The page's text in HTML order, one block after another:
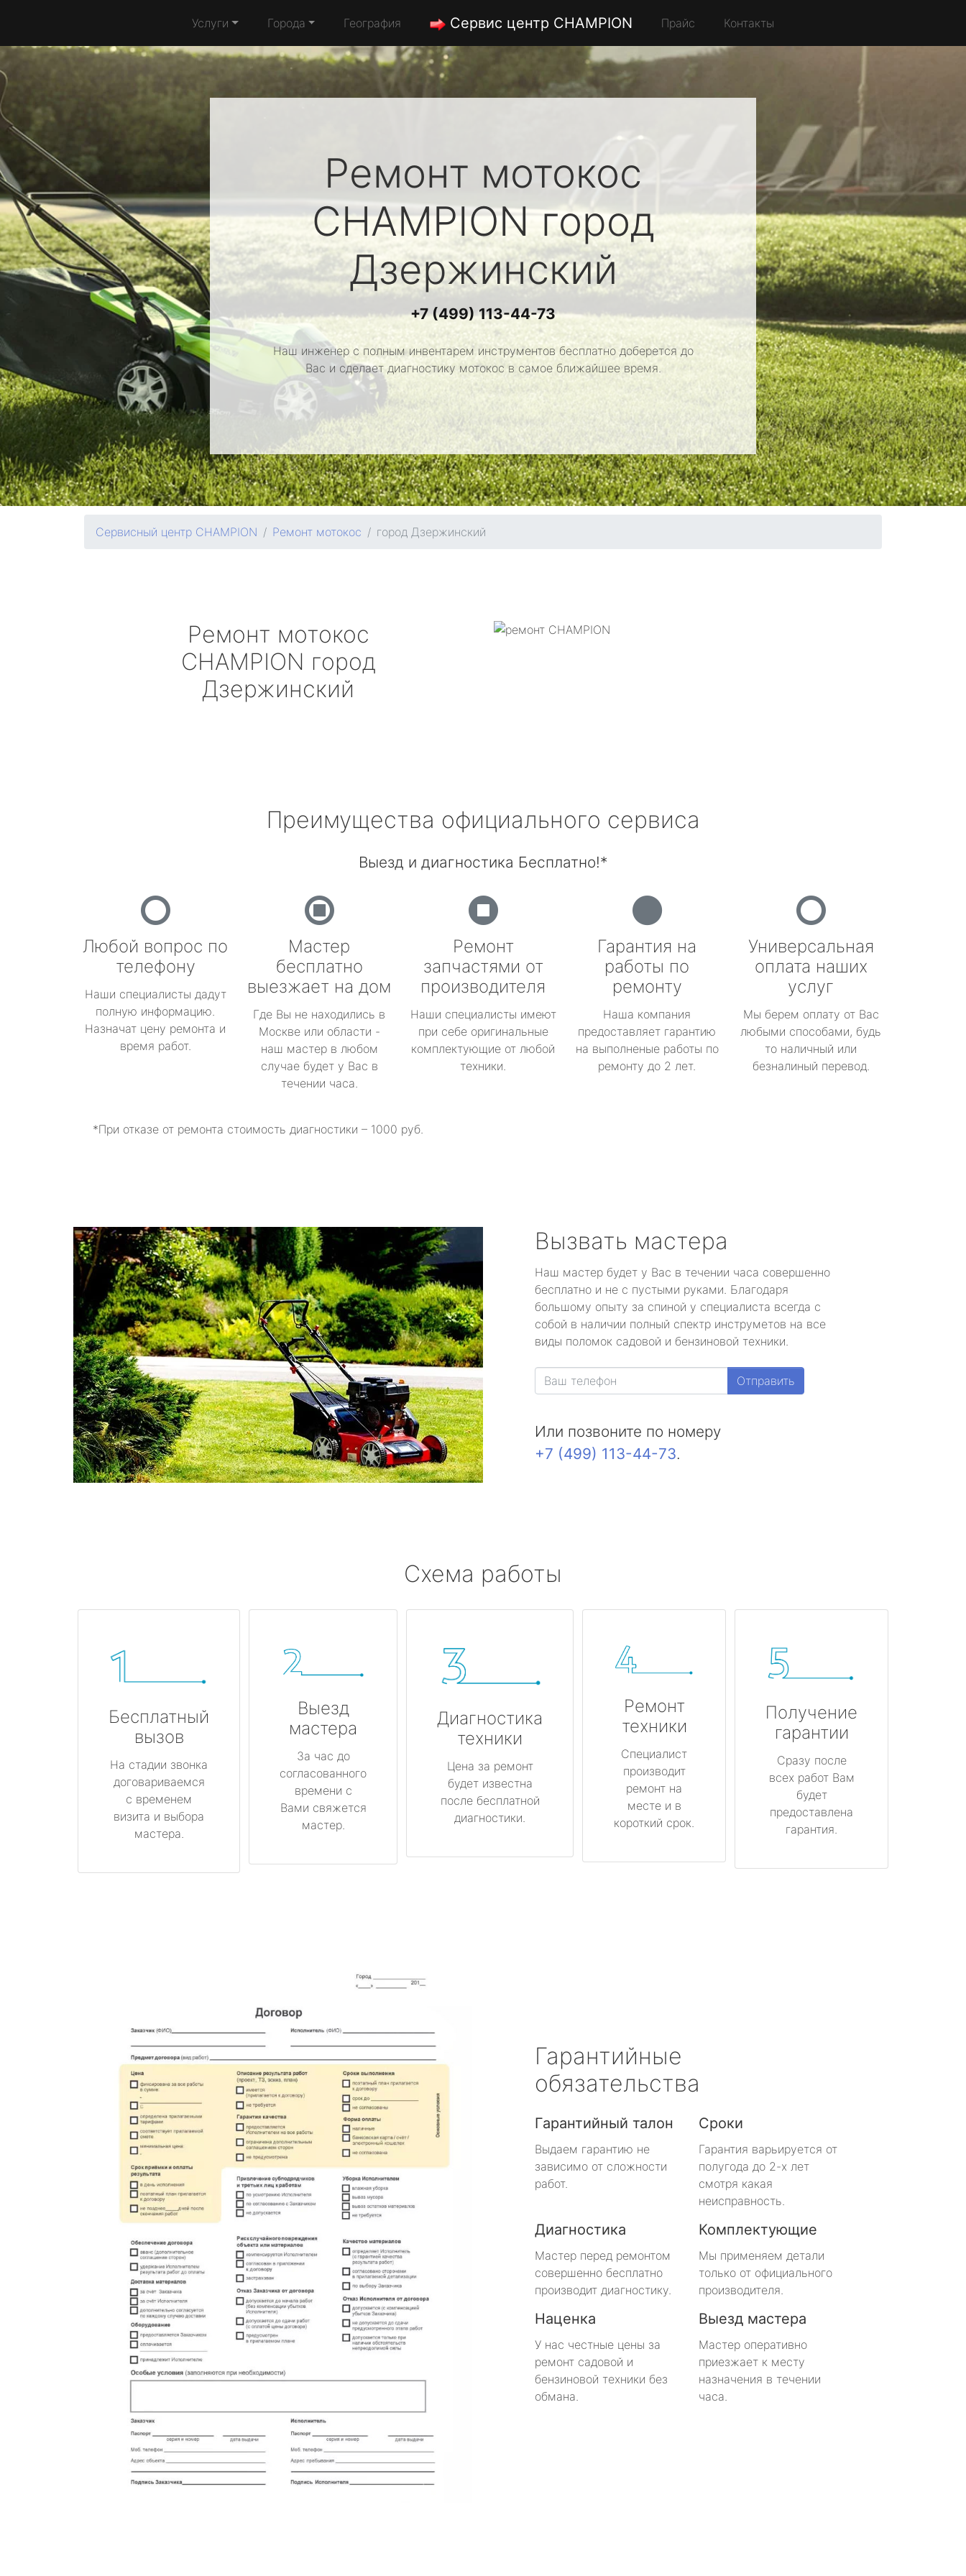
Услуги Города География Сервис центр CHAMPION Прайс Контакты
Ремонт мотокос
CHAMPIONгород
Дзержинский
+7 (499) 113-44-73
Наш инженер с полным инвентарем инструментов бесплатно доберется до
Вас и сделает диагностику мотокос в самое ближайшее время.
Сервисный центр CHAMPION Ремонт мотокос город Дзержинский
Ремонт мотокос
CHAMPION город
Дзержинский
Преимущества официального сервиса
Выезд и диагностика Бесплатно!*
Любой вопрос по
телефону
Наши специалисты дадут
полную информацию.
Назначат цену ремонта и
время работ.
Мастер
бесплатно
выезжает на дом
Где Вы не находились в
Москве или области -
наш мастер в любом
случае будет у Вас в
течении часа.
Ремонт
запчастями от
производителя
Наши специалисты имеют
при себе оригинальные
комплектующие от любой
техники.
Гарантия на
работы по
ремонту
Наша компания
предоставляет гарантию
на выполненые работы по
ремонту до 2 лет.
Универсальная
оплата наших
услуг
Мы берем оплату от Вас
любыми способами, будь
то наличный или
безналиный перевод.
*При отказе от ремонта стоимость диагностики – 1000 руб.
Вызвать мастера
Наш мастер будет у Вас в течении часа совершенно
бесплатно и не с пустыми руками. Благодаря
большому опыту за спиной у специалиста всегда с
собой в наличии полный спектр инструметов на все
виды поломок садовой и бензиновой техники.
Отправить
Или позвоните по номеру
+7 (499) 113-44-73.
Схема работы
Бесплатный
вызов
На стадии звонка
договариваемся
с временем
визита и выбора
мастера.
Выезд
мастера
За час до
согласованного
времени с
Вами свяжется
мастер.
Диагностика
техники
Цена за ремонт
будет известна
после бесплатной
диагностики.
Ремонт
техники
Специалист
производит
ремонт на
месте и в
короткий срок.
Получение
гарантии
Сразу после
всех работ Вам
будет
предоставлена
гарантия.
Гарантийные
обязательства
Гарантийный талон
Выдаем гарантию не
зависимо от сложности
работ.
Сроки
Гарантия варьируется от
полугода до 2-х лет
смотря какая
неисправность.
Диагностика
Мастер перед ремонтом
совершенно бесплатно
производит диагностику.
Комплектующие
Мы применяем детали
только от официального
производителя.
Наценка
У нас честные цены за
ремонт садовой и
бензиновой техники без
обмана.
Выезд мастера
Мастер оперативно
приезжает к месту
назначения в течении
часа.